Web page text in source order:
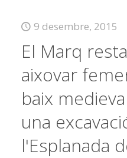
9 desembre, 2015
El Marq
aixovar
baix
una
l'Esplanada